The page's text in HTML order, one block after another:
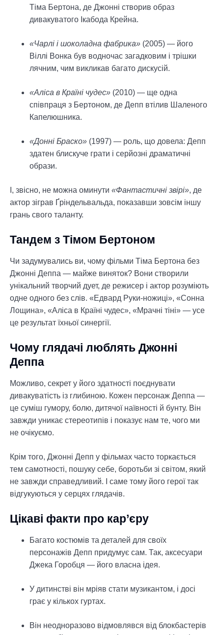
Тіма Бертона, де Джонні створив образ
дивакуватого Ікабода Крейна.
«Чарлі і шоколадна фабрика» (2005) — його
Віллі Вонка був водночас загадковим і трішки
лячним, чим викликав багато дискусій.
«Аліса в Країні чудес» (2010) — ще одна
співпраця з Бертоном, де Депп втілив Шаленого
Капелюшника.
«Донні Браско» (1997) — роль, що довела: Депп
здатен блискуче грати і серйозні драматичні
образи.
І, звісно, не можна оминути «Фантастичні звірі», де
актор зіграв Ґріндельвальда, показавши зовсім іншу
грань свого таланту.
Тандем з Тімом Бертоном
Чи задумувались ви, чому фільми Тіма Бертона без
Джонні Деппа — майже виняток? Вони створили
унікальний творчий дует, де режисер і актор розуміють
одне одного без слів. «Едвард Руки-ножиці», «Сонна
Лощина», «Аліса в Країні чудес», «Мрачні тіні» — усе
це результат їхньої синергії.
Чому глядачі люблять Джонні
Деппа
Можливо, секрет у його здатності поєднувати
дивакуватість із глибиною. Кожен персонаж Деппа —
це суміш гумору, болю, дитячої наївності й бунту. Він
завжди уникає стереотипів і показує нам те, чого ми
не очікуємо.
Крім того, Джонні Депп у фільмах часто торкається
тем самотності, пошуку себе, боротьби зі світом, який
не завжди справедливий. І саме тому його герої так
відгукуються у серцях глядачів.
Цікаві факти про кар’єру
Багато костюмів та деталей для своїх
персонажів Депп придумує сам. Так, аксесуари
Джека Горобця — його власна ідея.
У дитинстві він мріяв стати музикантом, і досі
грає у кількох гуртах.
Він неодноразово відмовлявся від блокбастерів